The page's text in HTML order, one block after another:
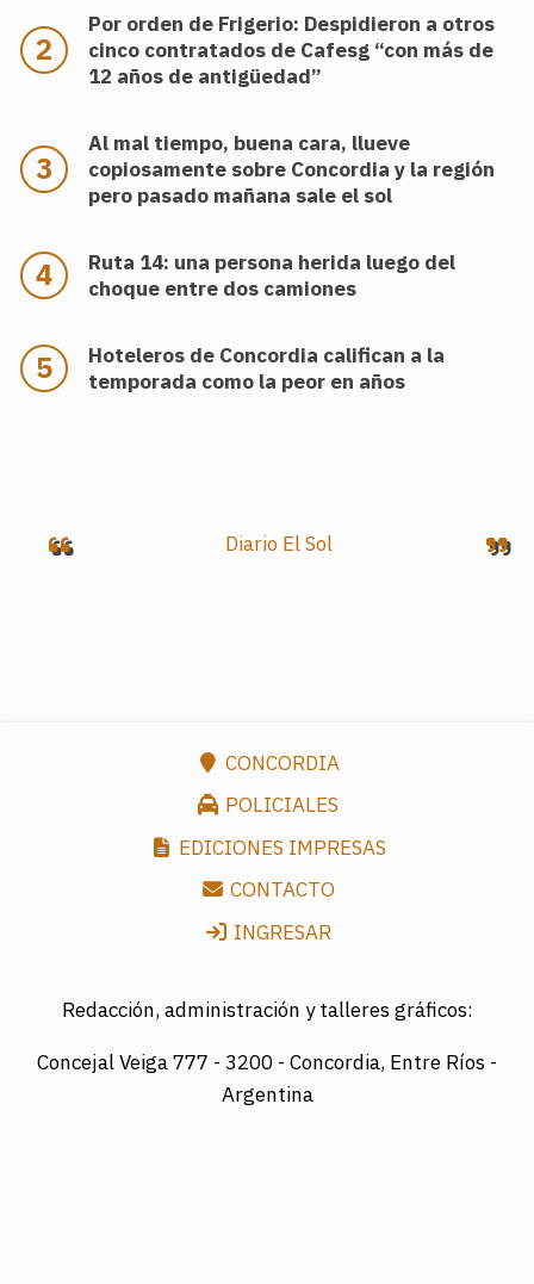
Por orden de Frigerio: Despidieron a otros
cinco contratados de Cafesg “con más de
12 años de antigüedad”
Al mal tiempo, buena cara, llueve
copiosamente sobre Concordia y la región
pero pasado mañana sale el sol
Ruta 14: una persona herida luego del
choque entre dos camiones
Hoteleros de Concordia califican a la
temporada como la peor en años
Diario El Sol
CONCORDIA
POLICIALES
EDICIONES IMPRESAS
CONTACTO
INGRESAR
Redacción, administración y talleres gráficos:
Concejal Veiga 777 - 3200 - Concordia, Entre Ríos -
Argentina